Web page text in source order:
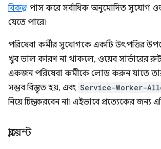
বিকল্প পাস করে সর্বাধিক অনুমোদিত সুযোগ
যেতে পারে।
পরিষেবা কর্মীর সুযোগকে একটি উৎপত্তির
খুব ভাল কারণ না থাকলে, ওয়েব সার্ভারের রুট
একজন পরিষেবা কর্মীকে লোড করুন যাতে
সম্ভব বিস্তৃত হয়, এবং Service-Worker-
নিয়ে চিন্তা করবেন না৷ এইভাবে প্রত্যেকের
ক্লায়েন্ট